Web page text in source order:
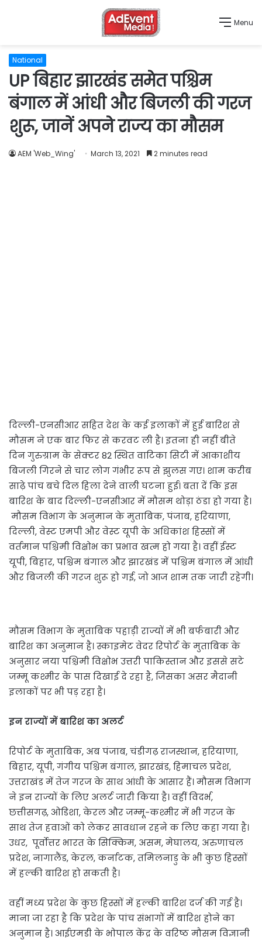
Menu
National
UP बिहार झारखंड समेत पश्चिम
बंगाल में आंधी और बिजली की गरज
शुरू, जानें अपने राज्य का मौसम
AEM 'Web_Wing' March 13, 2021 2 minutes read
दिल्ली-एनसीआर सहित देश के कई इलाकों में हुई बारिश से
मौसम ने एक बार फिर से करवट ली है। इतना ही नहीं बीते
दिन गुरुग्राम के सेक्टर 82 स्थित वाटिका सिटी में आकाशीय
बिजली गिरने से चार लोग गंभीर रूप से झुलस गए। शाम करीब
साढ़े पांच बचे दिल हिला देने वाली घटना हुई। बता दें कि इस
बारिश के बाद दिल्ली-एनसीआर में मौसम थोड़ा ठंडा हो गया है।
मौसम विभाग के अनुमान के मुताबिक, पंजाब, हरियाणा,
दिल्ली, वेस्ट एमपी और वेस्ट यूपी के अधिकांश हिस्सों में
वर्तमान पश्चिमी विक्षोभ का प्रभाव खत्म हो गया है। वहीं ईस्ट
यूपी, बिहार, पश्चिम बंगाल और झारखंड में पश्चिम बंगाल में आंधी
और बिजली की गरज शुरू हो गई, जो आज शाम तक जारी रहेगी।
मौसम विभाग के मुताबिक पहाड़ी राज्यों में भी बर्फबारी और
बारिश का अनुमान है। स्काइमेट वेदर रिपोर्ट के मुताबिक के
अनुसार नया पश्चिमी विक्षोभ उत्तरी पाकिस्तान और इससे सटे
जम्मू कश्मीर के पास दिखाई दे रहा है, जिसका असर मैदानी
इलाकों पर भी पड़ रहा है।
इन राज्यों में बारिश का अलर्ट
रिपोर्ट के मुताबिक, अब पंजाब, चंडीगढ़ राजस्थान, हरियाणा,
बिहार, यूपी, गंगीय पश्चिम बंगाल, झारखंड, हिमाचल प्रदेश,
उत्तराखंड में तेज गरज के साथ आंधी के आसार हैं। मौसम विभाग
ने इन राज्यों के लिए अलर्ट जारी किया है। वहीं विदर्भ,
छत्तीसगढ़, ओडिशा, केरल और जम्मू-कश्मीर में भी गरज के
साथ तेज हवाओं को लेकर सावधान रहने क लिए कहा गया है।
उधर, पूर्वोत्तर भारत के सिक्किम, असम, मेघालय, अरुणाचल
प्रदेश, नागालैंड, केरल, कर्नाटक, तमिलनाडु के भी कुछ हिस्सों
में हल्की बारिश हो सकती है।
वहीं मध्य प्रदेश के कुछ हिस्सों में हल्की बारिश दर्ज की गई है।
माना जा रहा है कि प्रदेश के पांच संभागों में बारिश होने का
अनुमान है। आईएमडी के भोपाल केंद्र के वरिष्ठ मौसम विज्ञानी